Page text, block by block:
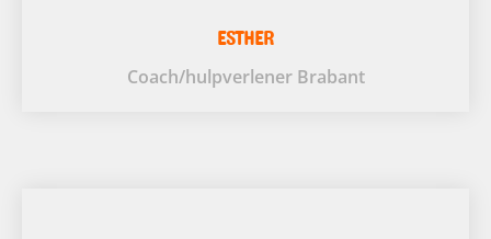
ESTHER
Coach/hulpverlener Brabant